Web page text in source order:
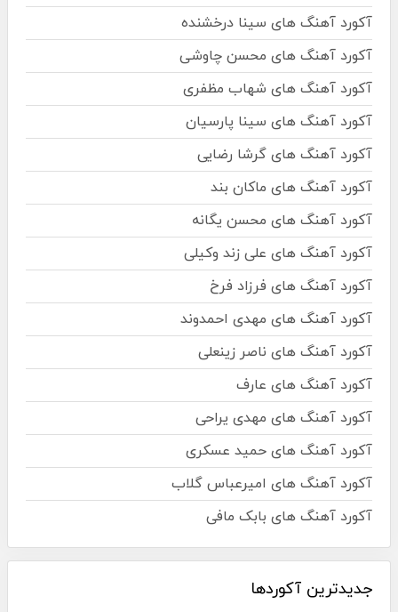
آکورد آهنگ های سینا درخشنده
آکورد آهنگ های محسن چاوشی
آکورد آهنگ های شهاب مظفری
آکورد آهنگ های سینا پارسیان
آکورد آهنگ های گرشا رضایی
آکورد آهنگ های ماکان بند
آکورد آهنگ های محسن یگانه
آکورد آهنگ های علی زند وکیلی
آکورد آهنگ های فرزاد فرخ
آکورد آهنگ های مهدی احمدوند
آکورد آهنگ های ناصر زینعلی
آکورد آهنگ های عارف
آکورد آهنگ های مهدی یراحی
آکورد آهنگ های حمید عسکری
آکورد آهنگ های امیرعباس گلاب
آکورد آهنگ های بابک مافی
جدیدترین آکوردها